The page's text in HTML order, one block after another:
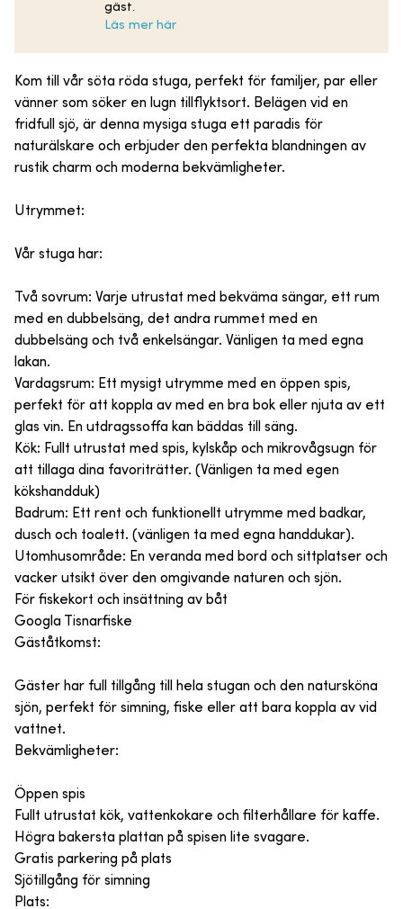
gäst.
Läs mer här
Kom till vår söta röda stuga, perfekt för familjer, par eller
vänner som söker en lugn tillflyktsort. Belägen vid en
fridfull sjö, är denna mysiga stuga ett paradis för
naturälskare och erbjuder den perfekta blandningen av
rustik charm och moderna bekvämligheter.
Utrymmet:
Vår stuga har:
Två sovrum: Varje utrustat med bekväma sängar, ett rum
med en dubbelsäng, det andra rummet med en
dubbelsäng och två enkelsängar. Vänligen ta med egna
lakan.
Vardagsrum: Ett mysigt utrymme med en öppen spis,
perfekt för att koppla av med en bra bok eller njuta av ett
glas vin. En utdragssoffa kan bäddas till säng.
Kök: Fullt utrustat med spis, kylskåp och mikrovågsugn för
att tillaga dina favoriträtter. (Vänligen ta med egen
kökshandduk)
Badrum: Ett rent och funktionellt utrymme med badkar,
dusch och toalett. (vänligen ta med egna handdukar).
Utomhusområde: En veranda med bord och sittplatser och
vacker utsikt över den omgivande naturen och sjön.
För fiskekort och insättning av båt
Googla Tisnarfiske
Gäståtkomst:
Gäster har full tillgång till hela stugan och den natursköna
sjön, perfekt för simning, fiske eller att bara koppla av vid
vattnet.
Bekvämligheter:
Öppen spis
Fullt utrustat kök, vattenkokare och filterhållare för kaffe.
Högra bakersta plattan på spisen lite svagare.
Gratis parkering på plats
Sjötillgång för simning
Plats: